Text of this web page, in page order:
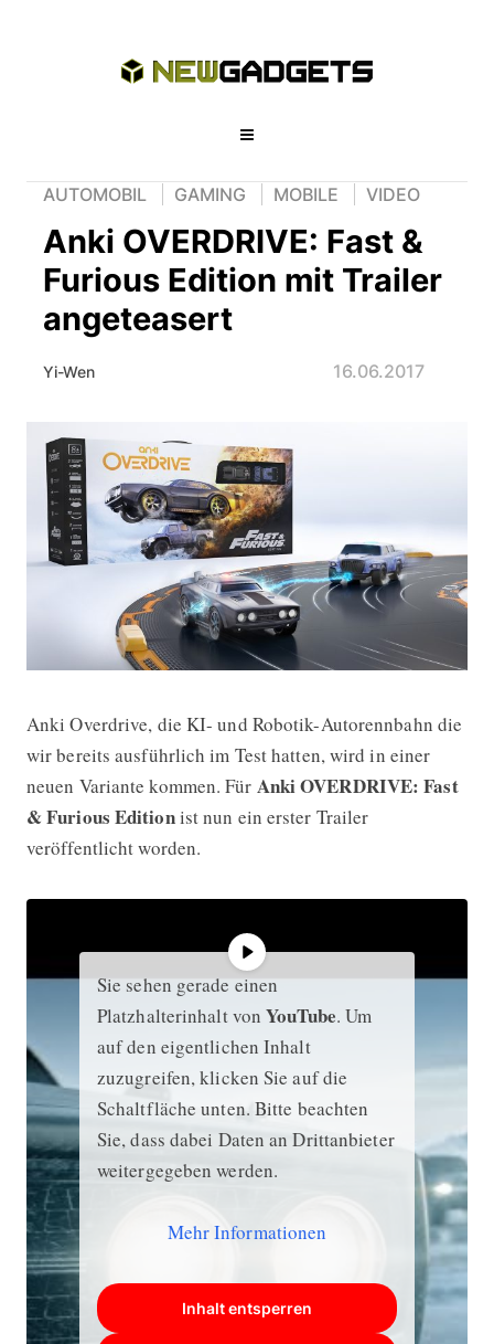
AUTOMOBIL GAMING MOBILE VIDEO
Anki OVERDRIVE: Fast &
Furious Edition mit Trailer
angeteasert
Yi-Wen 16.06.2017
Anki OVERDRIVE: Fast & Furious
Anki Overdrive, die KI- und Robotik-Autorennbahn die
wir bereits ausführlich im Test hatten, wird in einer
neuen Variante kommen. Für Anki OVERDRIVE: Fast
& Furious Editionist nun ein erster Trailer
veröffentlicht worden.
Sie sehen gerade einen
Platzhalterinhalt vonYouTube. Um
auf den eigentlichen Inhalt
zuzugreifen, klicken Sie auf die
Schaltfläche unten. Bitte beachten
Sie, dass dabei Daten an Drittanbieter
weitergegeben werden.
Mehr Informationen
Inhalt entsperren